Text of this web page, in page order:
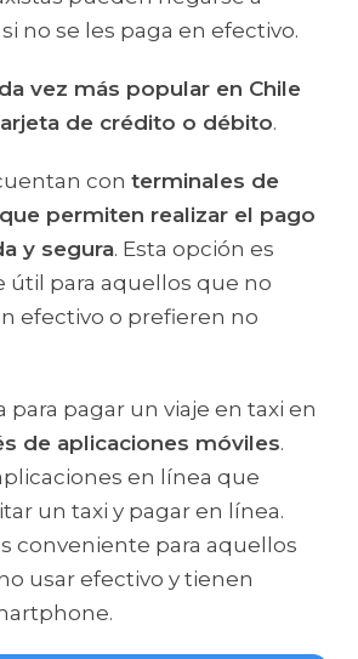
no se les paga en efectivo.
vez más popular en Chile
de crédito o débito.
con terminales de
permiten realizar el pago
y segura. Esta opción es
útil para aquellos que no
efectivo o prefieren no
para pagar un viaje en taxi en
de aplicaciones móviles.
en línea que
un taxi y pagar en línea.
conveniente para aquellos
usar efectivo y tienen